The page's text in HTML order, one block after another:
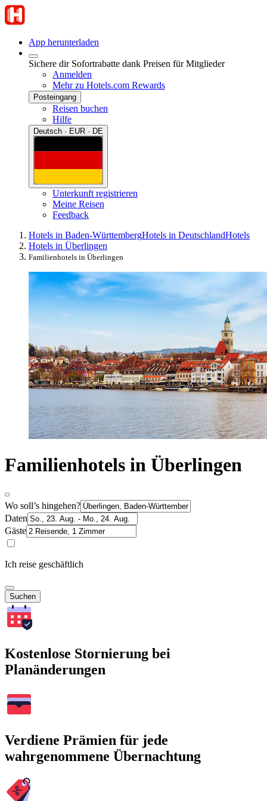
App herunterladen
Sichere dir Sofortrabatte dank Preisen für Mitglieder
Anmelden
Mehr zu Hotels.com Rewards
Posteingang
Reisen buchen
Hilfe
Deutsch · EUR · DE
Unterkunft registrieren
Meine Reisen
Feedback
Hotels in Baden-WürttembergHotels in DeutschlandHotels
Hotels in Überlingen
Familienhotels in Überlingen
Familienhotels in Überlingen
Wo soll’s hingehen?
Daten
Gäste
Ich reise geschäftlich
Suchen
Kostenlose Stornierung bei
Planänderungen
Verdiene Prämien für jede
wahrgenommene Übernachtung